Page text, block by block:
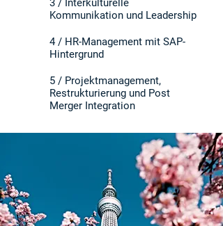
3 / Interkulturelle
Kommunikation und Leadership
4 / HR-Management mit SAP-
Hintergrund
5 / Projektmanagement,
Restrukturierung und Post
Merger Integration